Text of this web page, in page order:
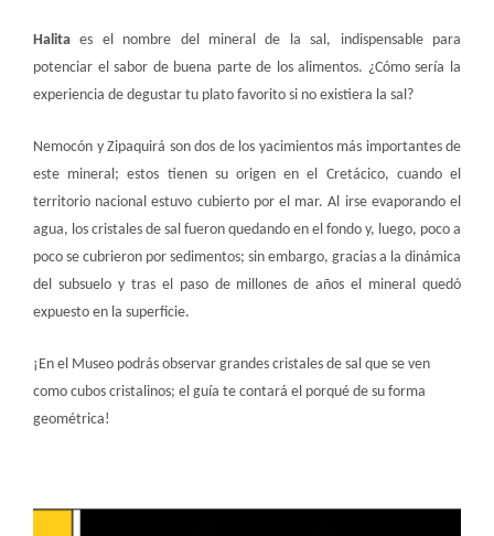
Halita es el nombre del mineral de la sal, indispensable para
potenciar el sabor de buena parte de los alimentos. ¿Cómo sería la
experiencia de degustar tu plato favorito si no existiera la sal?
Nemocón y Zipaquirá son dos de los yacimientos más importantes de
este mineral; estos tienen su origen en el Cretácico, cuando el
territorio nacional estuvo cubierto por el mar. Al irse evaporando el
agua, los cristales de sal fueron quedando en el fondo y, luego, poco a
poco se cubrieron por sedimentos; sin embargo, gracias a la dinámica
del subsuelo y tras el paso de millones de años el mineral quedó
expuesto en la superficie.
¡En el Museo podrás observar grandes cristales de sal que se ven
como cubos cristalinos; el guía te contará el porqué de su forma
geométrica!